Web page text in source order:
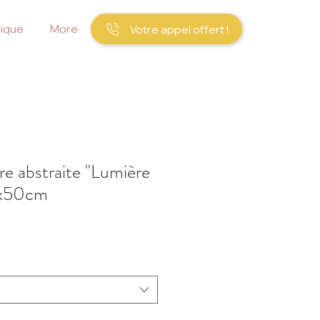
More Votre appel offert !
abstraite "Lumière